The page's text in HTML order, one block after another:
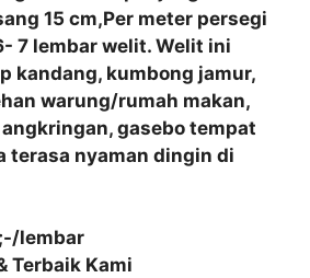
15 cm,Per meter persegi
7 lembar welit. Welit ini
kandang, kumbong jamur,
warung/rumah makan,
gasebo tempat
terasa nyaman dingin di
lembar
Terbaik Kami